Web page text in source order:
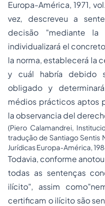
Europa-América, 1971,
vez, descreveu a
decisão "mediante
individualizará el
la norma, establecerá la
y cuál habría debido
obligado y
médios prácticos aptos
la observancia del
(Piero Calamandrei,
tradução de Santiago Sentis
Jurídicas Europa-América,
Todavia, conforme
todas as sentenças
ilícito", assim
certificam o ilícito são